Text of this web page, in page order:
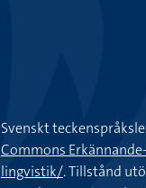
Svenskt
Commons
lingvistik/. Tillstånd